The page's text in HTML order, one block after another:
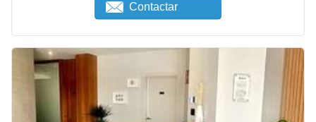
Contactar